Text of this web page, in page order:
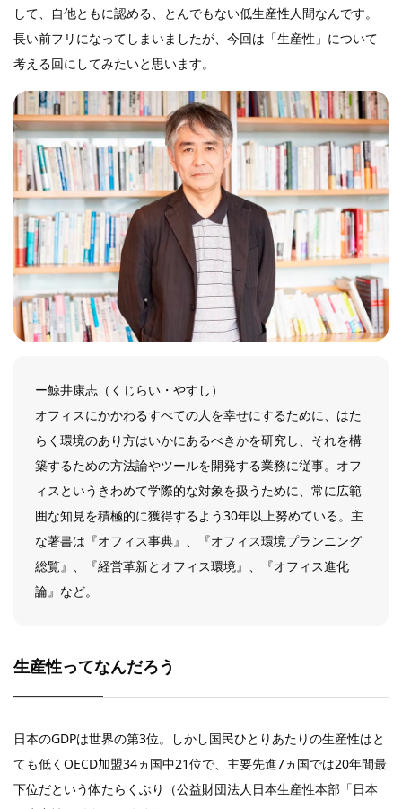
して、自他ともに認める、とんでもない低生産性人間なんです。
長い前フリになってしまいましたが、今回は「生産性」について
考える回にしてみたいと思います。
ー鯨井康志（くじらい・やすし）
オフィスにかかわるすべての人を幸せにするために、はた
らく環境のあり方はいかにあるべきかを研究し、それを構
築するための方法論やツールを開発する業務に従事。オフ
ィスというきわめて学際的な対象を扱うために、常に広範
囲な知見を積極的に獲得するよう30年以上努めている。主
な著書は『オフィス事典』、『オフィス環境プランニング
総覧』、『経営革新とオフィス環境』、『オフィス進化
論』など。
生産性ってなんだろう
日本のGDPは世界の第3位。しかし国民ひとりあたりの生産性はと
ても低くOECD加盟34ヵ国中21位で、主要先進7ヵ国では20年間最
下位だという体たらくぶり（公益財団法人日本生産性本部「日本